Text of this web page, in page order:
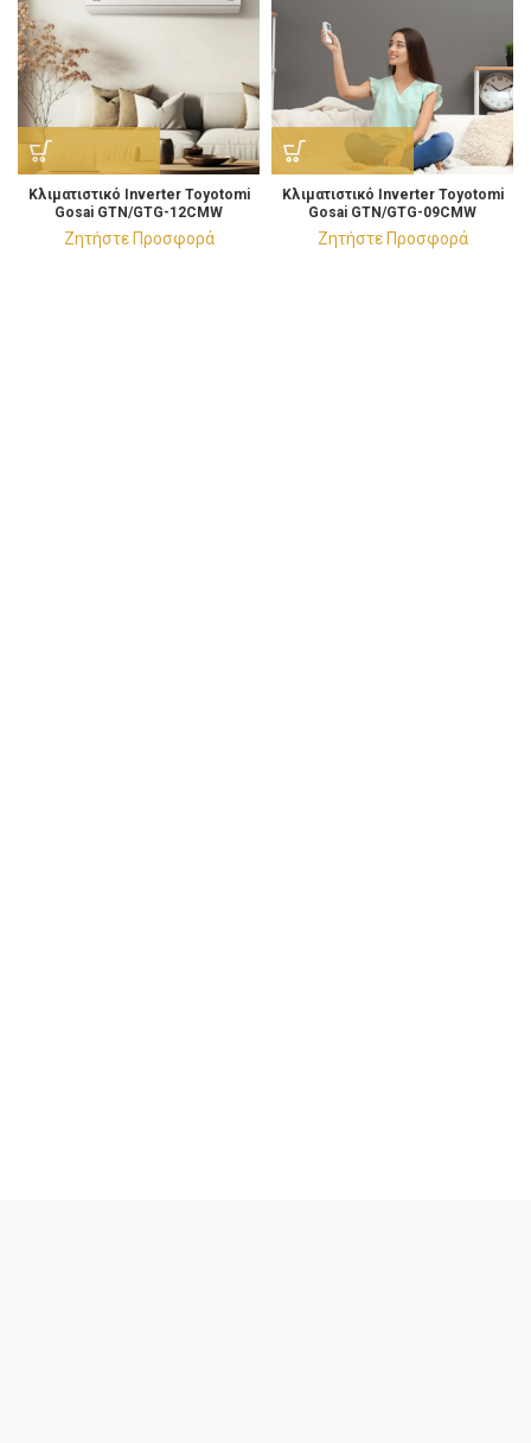
Κλιματιστικό Ιnverter Toyotomi
Gosai GTN/GTG-12CMW
Κλιματιστικό 12.000 BTU/h
Ζητήστε Προσφορά
Κλιματιστικό Ιnverter Toyotomi
Gosai GTN/GTG-09CMW
Κλιματιστικό 9.000 BTU/h
Ζητήστε Προσφορά